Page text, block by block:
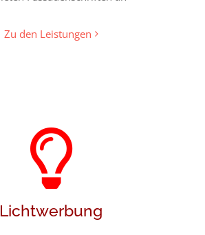
Zu den Leistungen
Lichtwerbung